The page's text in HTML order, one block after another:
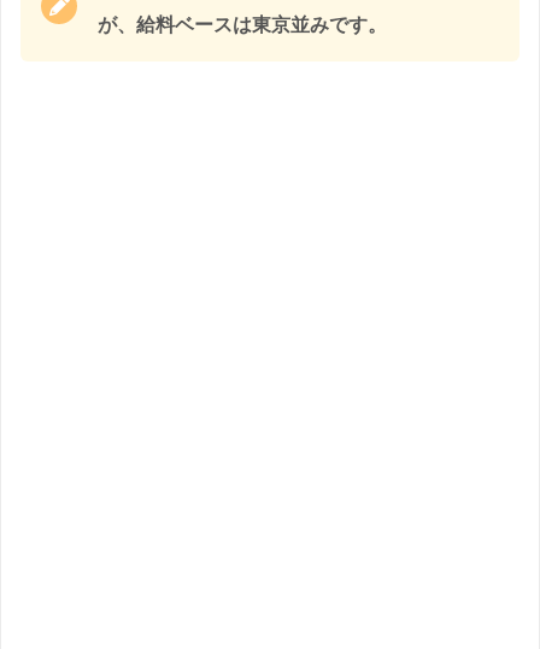
が、給料ベースは東京並みです。